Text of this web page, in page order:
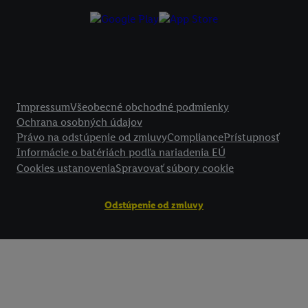
ImpressumVšeobecné obchodné podmienky
Ochrana osobných údajov
Právo na odstúpenie od zmluvyCompliancePrístupnosť
Informácie o batériách podľa nariadenia EÚ
Cookies ustanoveniaSpravovať súbory cookie
Odstúpenie od zmluvy
Kliknutím na možnosť "
Odmietnuť" môžete povoliť iba používanie
technológií. Kliknutím na "Súhlasím" vyjadríte súhlas so spracúvaním